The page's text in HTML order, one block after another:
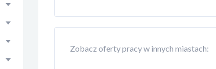
Zobacz oferty pracy w innych miastach: